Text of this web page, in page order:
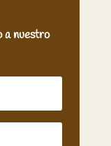
a nuestro